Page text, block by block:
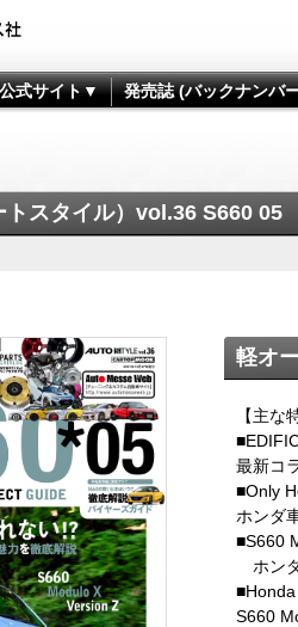
式サイト▼ 発売誌 (バックナンバ
スタイル）vol.36 S660 05
軽オ
【主な
最新コ
■Only
ホンダ
■S660
ホン
S660